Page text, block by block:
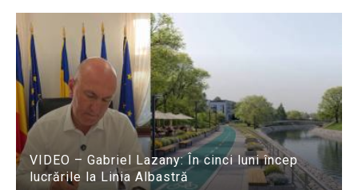
VIDEO – Gabriel Lazany: În cinci luni încep
lucrările la Linia Albastră